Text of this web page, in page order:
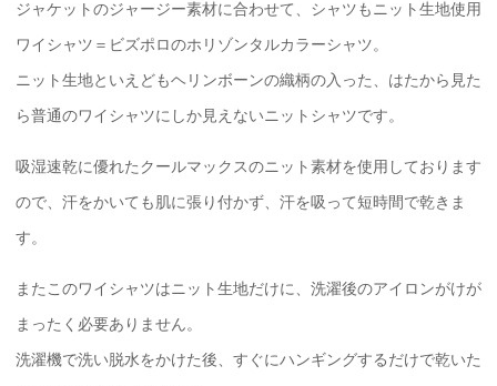
ジャケットのジャージー素材に合わせて、シャツもニット生地使用
ワイシャツ＝ビズポロのホリゾンタルカラーシャツ。
ニット生地といえどもヘリンボーンの織柄の入った、はたから見た
ら普通のワイシャツにしか見えないニットシャツです。
吸湿速乾に優れたクールマックスのニット素材を使用しております
ので、汗をかいても肌に張り付かず、汗を吸って短時間で乾きま
す。
またこのワイシャツはニット生地だけに、洗濯後のアイロンがけが
まったく必要ありません。
洗濯機で洗い脱水をかけた後、すぐにハンギングするだけで乾いた